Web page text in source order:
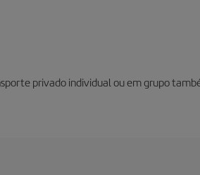
privado individual ou em grupo